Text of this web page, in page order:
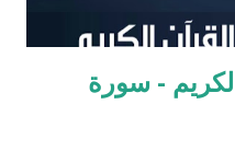
- سورة